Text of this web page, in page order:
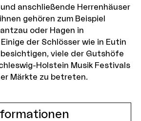
anschließende Herrenhäuser
gehören zum Beispiel
oder Hagen in
der Schlösser wie in Eutin
besichtigen, viele der Gutshöfe
Holstein Musik Festivals
Märkte zu betreten.